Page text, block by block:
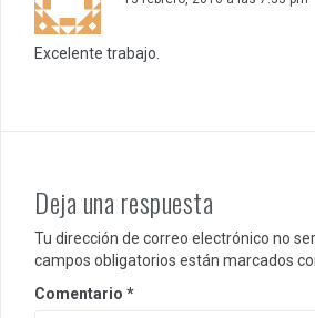
Excelente trabajo.
Deja una respuesta
Tu dirección de correo electrónico no
campos obligatorios están marcados
Comentario *